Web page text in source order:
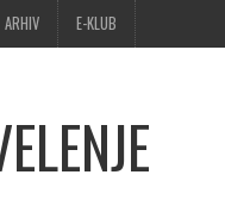
ARHIV E-KLUB